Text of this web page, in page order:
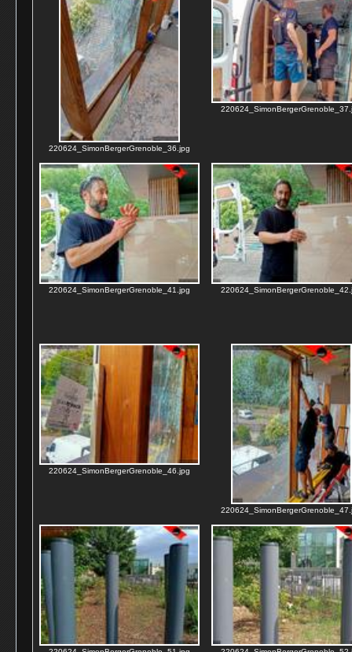
220624_SimonBergerGrenoble_36.jpg
220624_SimonBergerGrenoble_41.jpg
220624_SimonBergerGrenoble_46.jpg